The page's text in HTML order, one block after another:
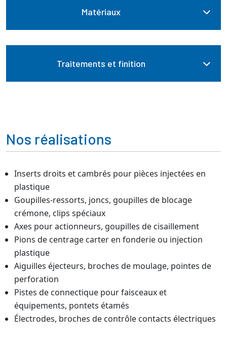
Matériaux
Traitements et finition
Nos réalisations
Inserts droits et cambrés pour pièces injectées en
plastique
Goupilles-ressorts, joncs, goupilles de blocage
crémone, clips spéciaux
Axes pour actionneurs, goupilles de cisaillement
Pions de centrage carter en fonderie ou injection
plastique
Aiguilles éjecteurs, broches de moulage, pointes de
perforation
Pistes de connectique pour faisceaux et
équipements, pontets étamés
Électrodes, broches de contrôle contacts électriques